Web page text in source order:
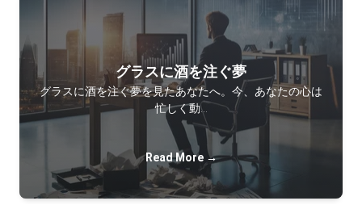
グラスに酒を注ぐ夢
グラスに酒を注ぐ夢を見たあなたへ。今、あなたの心は
忙しく動…
Read More →